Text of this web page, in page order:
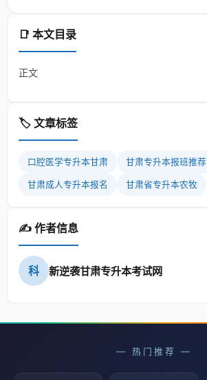
📑 本文目录
正文
🏷️ 文章标签
口腔医学专升本甘肃 甘肃专升本报班推荐
甘肃成人专升本报名 甘肃省专升本农牧
✍️ 作者信息
科 新逆袭甘肃专升本考试网
— 热门推荐 —